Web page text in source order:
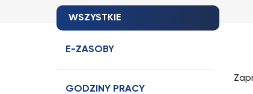
WSZYSTKIE
E-ZASOBY
GODZINY PRACY